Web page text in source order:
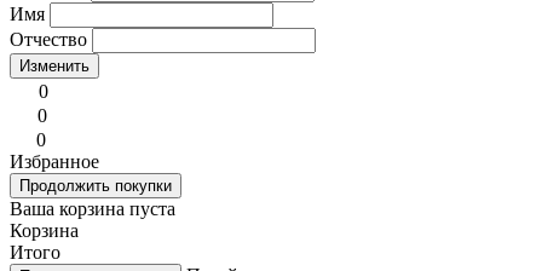
Имя
Отчество
Изменить
0
0
0
Избранное
Продолжить покупки
Ваша корзина пуста
Корзина
Итого